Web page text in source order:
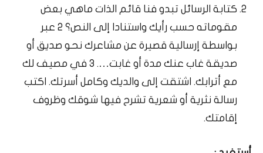
كتابة الرسائل تبدو فنا قائم الذات ماهي بعض
مقوماته حسب رأيك واستنادا إلى النص؟ 2 عبر
بواسطة إرسالية قصيرة عن مشاعرك نحو صديق أو
صديقة غاب عنك مدة أو غابت…. 3 في مصيف لك
مع أترابك. اشتقت إلى والديك وكامل أسرتك. اكتب
رسالة نثرية أو شعرية تشرح فيها شوقك وظروف
إقامتك.